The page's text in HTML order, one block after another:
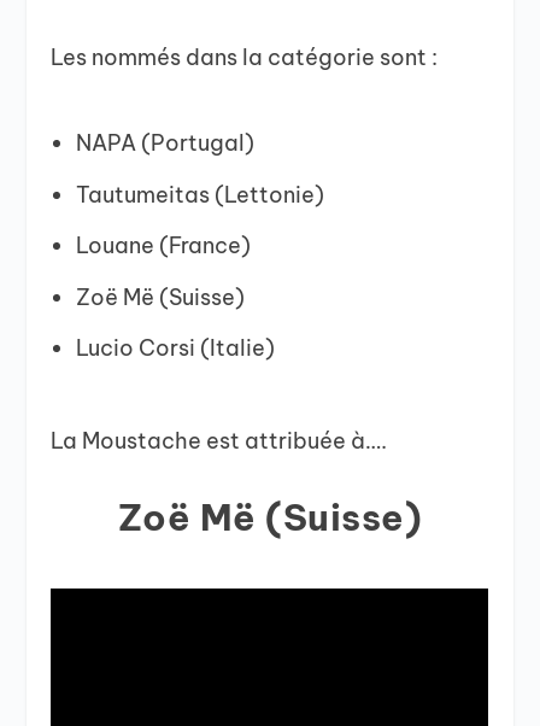
Les nommés dans la catégorie sont :
NAPA (Portugal)
Tautumeitas (Lettonie)
Louane (France)
Zoë Më (Suisse)
Lucio Corsi (Italie)
La Moustache est attribuée à….
Zoë Më (Suisse)